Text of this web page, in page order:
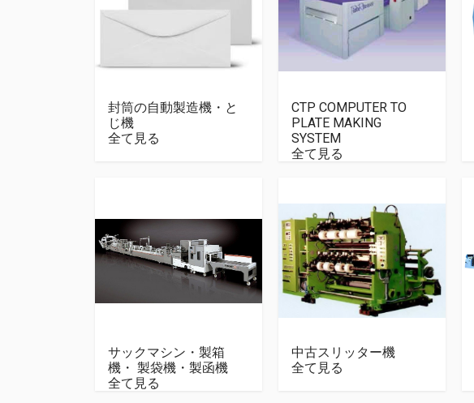
封筒の自動製造機・と
じ機
全て見る
CTP COMPUTER TO
PLATE MAKING
SYSTEM
全て見る
サックマシン・製箱
機・ 製袋機・製函機
全て見る
中古スリッター機
全て見る